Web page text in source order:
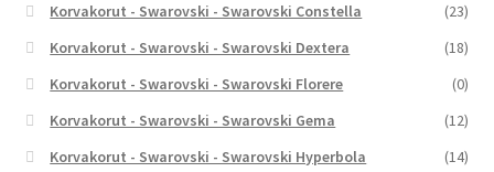
Korvakorut - Swarovski - Swarovski Constella
(23)
Korvakorut - Swarovski - Swarovski Dextera
(18)
Korvakorut - Swarovski - Swarovski Florere
(0)
Korvakorut - Swarovski - Swarovski Gema
(12)
Korvakorut - Swarovski - Swarovski Hyperbola
(14)